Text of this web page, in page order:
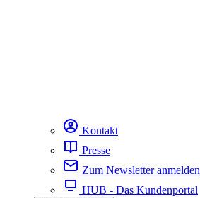
Kontakt
Presse
Zum Newsletter anmelden
HUB - Das Kundenportal